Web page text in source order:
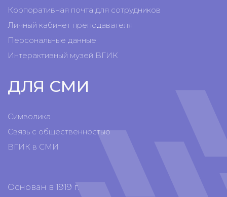
Корпоративная почта для сотрудников
Личный кабинет преподавателя
Персональные данные
Интерактивный музей ВГИК
ДЛЯ СМИ
Символика
Связь с общественностью
ВГИК в СМИ
Основан в 1919 г.